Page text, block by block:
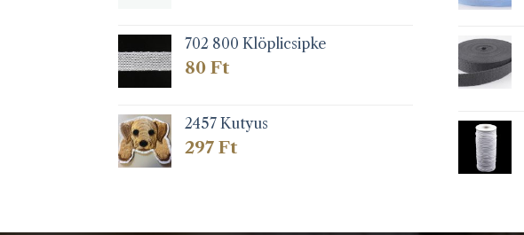
702 800 Klöplicsipke
80 Ft
2457 Kutyus
297 Ft